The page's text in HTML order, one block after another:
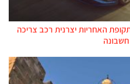
האחריות יצרנית רכב צריכה